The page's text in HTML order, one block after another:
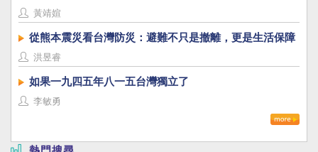
黃靖媗
從熊本震災看台灣防災：避難不只是撤離，更是生活保障
洪昱睿
如果一九四五年八一五台灣獨立了
李敏勇